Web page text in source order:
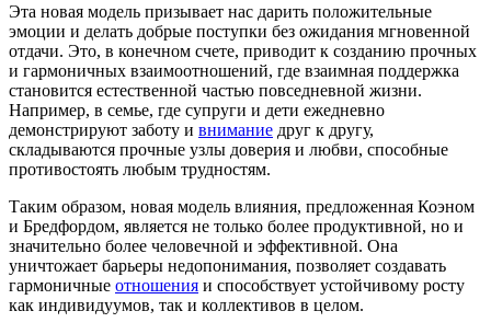
Эта новая модель призывает нас дарить положительные
эмоции и делать добрые поступки без ожидания мгновенной
отдачи. Это, в конечном счете, приводит к созданию прочных
и гармоничных взаимоотношений, где взаимная поддержка
становится естественной частью повседневной жизни.
Например, в семье, где супруги и дети ежедневно
демонстрируют заботу и внимание друг к другу,
складываются прочные узлы доверия и любви, способные
противостоять любым трудностям.
Таким образом, новая модель влияния, предложенная Коэном
и Бредфордом, является не только более продуктивной, но и
значительно более человечной и эффективной. Она
уничтожает барьеры недопонимания, позволяет создавать
гармоничные отношения и способствует устойчивому росту
как индивидуумов, так и коллективов в целом.